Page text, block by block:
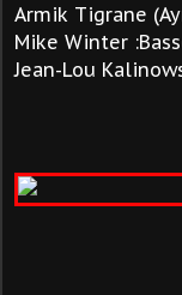
Armik Tigrane
Mike Winter
Jean-Lou